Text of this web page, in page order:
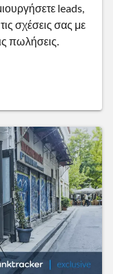
leads,
σχέσεις σας με
πωλήσεις.